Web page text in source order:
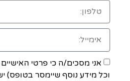
אני מסכים/ה כי פרטי
וכל מידע נוסף שיימסר בטופס)